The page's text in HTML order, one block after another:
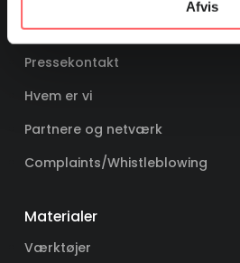
Afvis
Om os
Pressekontakt
Hvem er vi
Partnere og netværk
Complaints/Whistleblowing
Materialer
Værktøjer